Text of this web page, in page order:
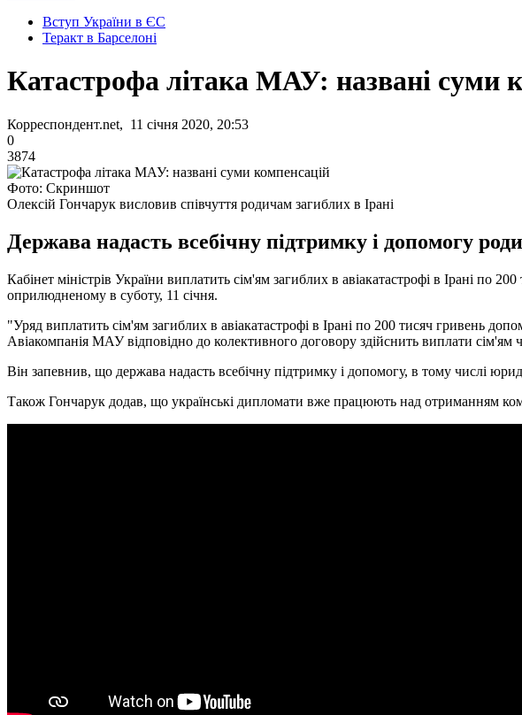
Вступ України в ЄС
Теракт в Барселоні
Катастрофа літака МАУ: названі суми
Корреспондент.net, 11 січня 2020, 20:53
0
3874
Фото: Скриншот
Олексій Гончарук висловив співчуття родичам загиблих в Ірані
Держава надасть всебічну підтримку і допомогу
Кабінет міністрів України виплатить сім'ям загиблих в авіакатастрофі в Ірані по
оприлюдненому в суботу, 11 січня.
"Уряд виплатить сім'ям загиблих в авіакатастрофі в Ірані по 200 тисяч гривень
Авіакомпанія МАУ відповідно до колективного договору здійснить виплати сім'ям
Він запевнив, що держава надасть всебічну підтримку і допомогу, в тому числі
Також Гончарук додав, що українські дипломати вже працюють над отриманням